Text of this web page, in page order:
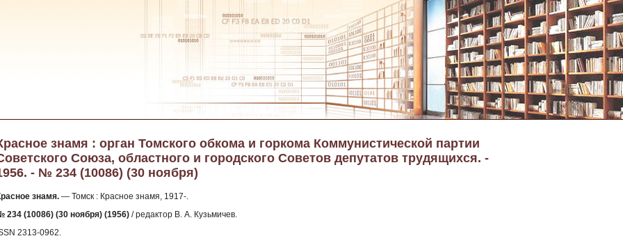
знамя : орган Томского обкома и горкома Коммунистической партии
Союза, областного и городского Советов депутатов трудящихся. -
- № 234 (10086) (30 ноября)
знамя. — Томск : Красное знамя, 1917-.
234 (10086) (30 ноября) (1956) / редактор В. А. Кузьмичев.
2313-0962.